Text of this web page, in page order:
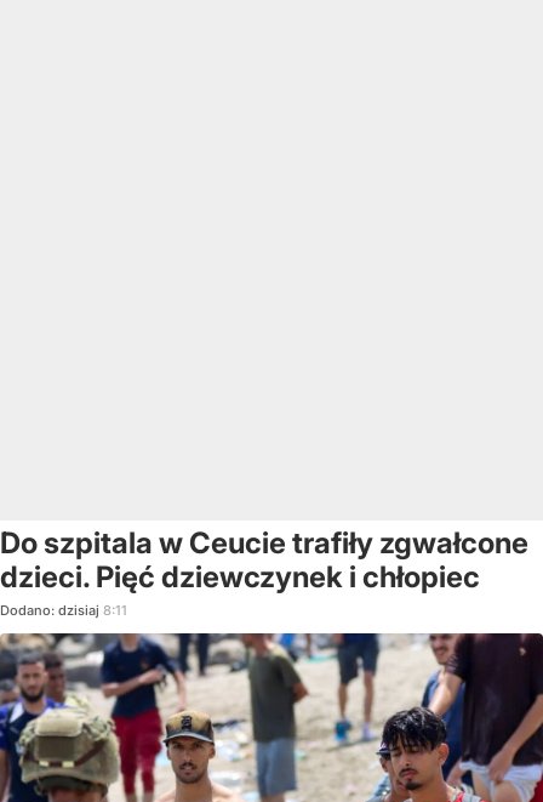
Do szpitala w Ceucie trafiły zgwałcone
dzieci. Pięć dziewczynek i chłopiec
Dodano: dzisiaj 8:11